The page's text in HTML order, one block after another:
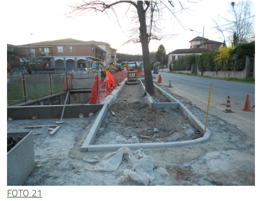
FOTO 21